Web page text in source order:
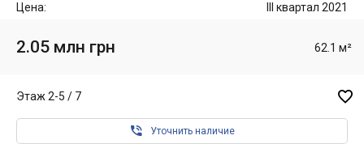
Цена: III квартал 2021
2.05 млн грн 62.1 м²
Этаж 2-5 / 7 
 Уточнить наличие